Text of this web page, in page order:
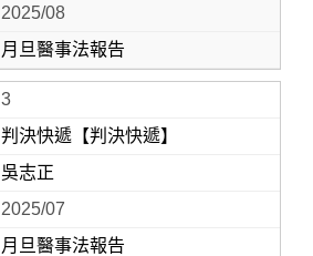
2025/08
月旦醫事法報告
3
判決快遞【判決快遞】
吳志正
2025/07
月旦醫事法報告